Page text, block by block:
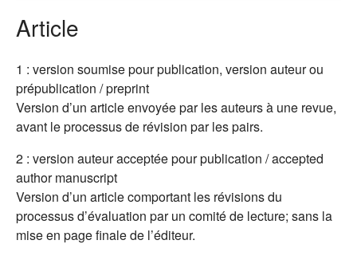
Article
1 : version soumise pour publication, version auteur ou
prépublication / preprint
Version d’un article envoyée par les auteurs à une revue,
avant le processus de révision par les pairs.
2 : version auteur acceptée pour publication / accepted
author manuscript
Version d’un article comportant les révisions du
processus d’évaluation par un comité de lecture; sans la
mise en page finale de l’éditeur.